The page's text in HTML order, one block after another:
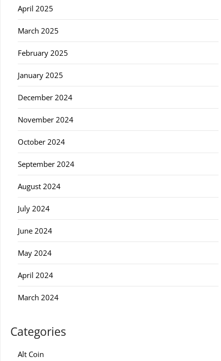
April 2025
March 2025
February 2025
January 2025
December 2024
November 2024
October 2024
September 2024
August 2024
July 2024
June 2024
May 2024
April 2024
March 2024
Categories
Alt Coin